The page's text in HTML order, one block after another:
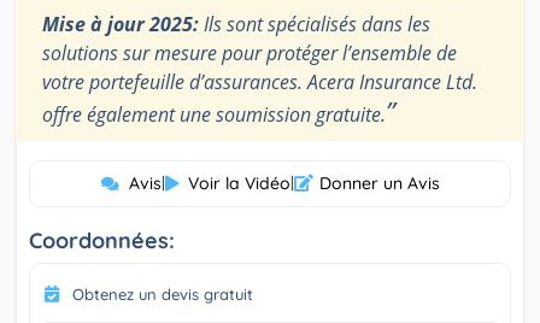
Mise à jour 2025:Ils sont spécialisés dans les
solutions sur mesure pour protéger l’ensemble de
votre portefeuille d’assurances. Acera Insurance Ltd.
offre également une soumission gratuite.”
Avis| Voir la Vidéo| Donner un Avis
Coordonnées:
Obtenez un devis gratuit